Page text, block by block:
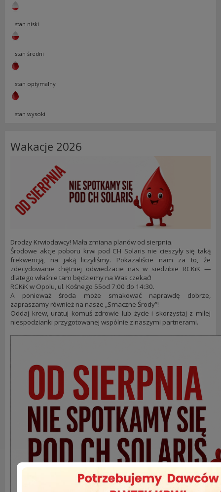
stan niski
stan średni
stan optymalny
stan wysoki
Wakacje 2026
Drodzy Krwiodawcy! Mała zmiana planów od sierpnia.
Środowe akcje poboru krwi pod CH Solaris nie cieszyły się taką
frekwencją, na jaką liczyliśmy. Pokazaliście nam za to, że
zdecydowanie chętniej odwiedzacie nas w siedzibie RCKiK —
dlatego właśnie tam będziemy na Was czekać!
RCKiK w Opolu, ul. Kośnego 55od 7:00 do 14:30.
A ponieważ środa może smakować naprawdę dobrze,
zapraszamy również na nasze „Smaczne Środy”!
Oddaj krew, uratuj komuś zdrowie lub życie i skorzystaj z miłej
niespodzianki przygotowanej wspólnie z naszymi partnerami.